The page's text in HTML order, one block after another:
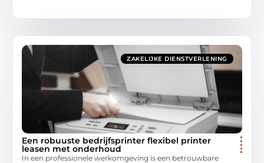
ZAKELIJKE DIENSTVERLENING
Een robuuste bedrijfsprinter flexibel printer
leasen met onderhoud
In een professionele werkomgeving is een betrouwbare